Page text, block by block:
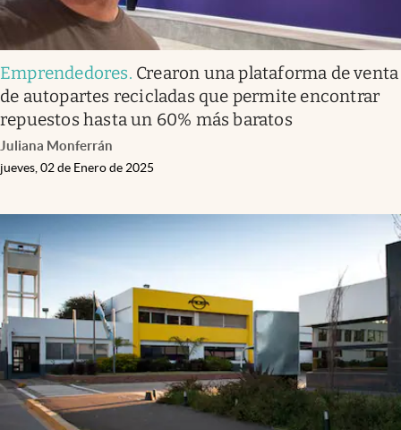
Emprendedores. Crearon una plataforma de venta
de autopartes recicladas que permite encontrar
repuestos hasta un 60% más baratos
Juliana Monferrán
jueves, 02 de Enero de 2025